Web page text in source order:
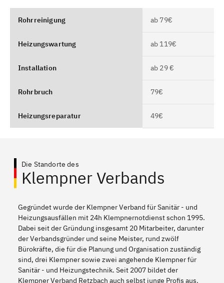
Rohrreinigung ab 79€
Heizungswartung ab 119€
Installation ab 29 €
Rohrbruch 79€
Heizungsreparatur 49€
Die Standorte des
Klempner Verbands
Gegründet wurde der Klempner Verband für Sanitär - und
Heizungsausfällen mit 24h Klempnernotdienst schon 1995.
Dabei seit der Gründung insgesamt 20 Mitarbeiter, darunter
der Verbandsgründer und seine Meister, rund zwölf
Bürokräfte, die für die Planung und Organisation zuständig
sind, drei Klempner sowie zwei angehende Klempner für
Sanitär - und Heizungstechnik. Seit 2007 bildet der
Klempner Verband Retzbach auch selbst junge Profis aus.